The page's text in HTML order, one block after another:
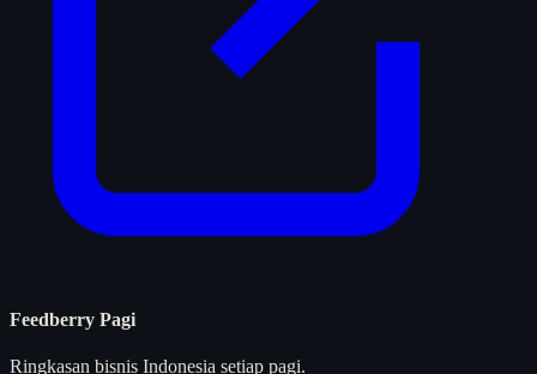
Feedberry Pagi
Ringkasan bisnis Indonesia setiap pagi.